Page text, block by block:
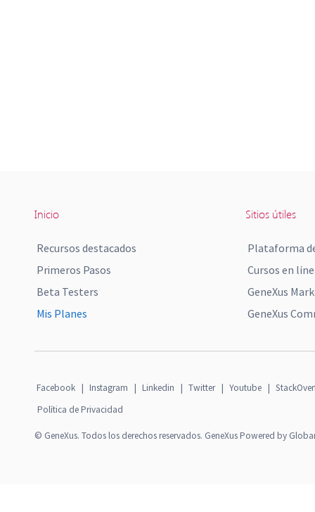
Inicio
Recursos destacados
Primeros Pasos
Beta Testers
Mis Planes
Sitios útiles
Plataforma
Cursos en
GeneXus
GeneXus
Facebook | Instagram | Linkedin | Twitter | Youtube |
Política de Privacidad
© GeneXus. Todos los derechos reservados. GeneXus Powered by